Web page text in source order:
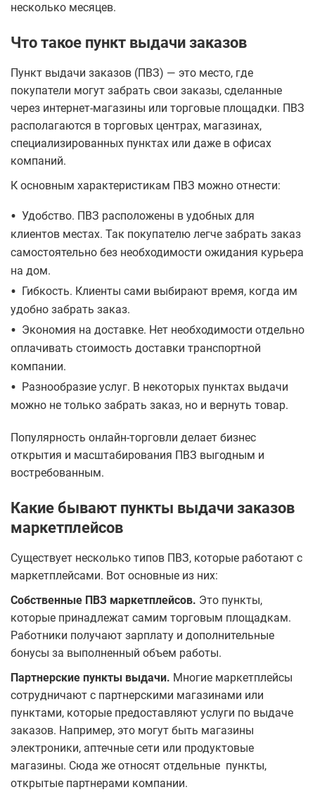
несколько месяцев.
Что такое пункт выдачи заказов
Пункт выдачи заказов (ПВЗ) — это место, где
покупатели могут забрать свои заказы, сделанные
через интернет-магазины или торговые площадки. ПВЗ
располагаются в торговых центрах, магазинах,
специализированных пунктах или даже в офисах
компаний.
К основным характеристикам ПВЗ можно отнести:
• Удобство. ПВЗ расположены в удобных для
клиентов местах. Так покупателю легче забрать заказ
самостоятельно без необходимости ожидания курьера
на дом.
•
Гибкость. Клиенты сами выбирают время, когда им
удобно забрать заказ.
• Экономия на доставке. Нет необходимости отдельно
оплачивать стоимость доставки транспортной
компании.
• Разнообразие услуг. В некоторых пунктах выдачи
можно не только забрать заказ, но и вернуть товар.
Популярность онлайн-торговли делает бизнес
открытия и масштабирования ПВЗ выгодным и
востребованным.
Какие бывают пункты выдачи заказов
маркетплейсов
Существует несколько типов ПВЗ, которые работают с
маркетплейсами. Вот основные из них:
Собственные ПВЗ маркетплейсов. Это пункты,
которые принадлежат самим торговым площадкам.
Работники получают зарплату и дополнительные
бонусы за выполненный объем работы.
Партнерские пункты выдачи. Многие маркетплейсы
сотрудничают с партнерскими магазинами или
пунктами, которые предоставляют услуги по выдаче
заказов. Например, это могут быть магазины
электроники, аптечные сети или продуктовые
магазины. Сюда же относят отдельные пункты,
открытые партнерами компании.